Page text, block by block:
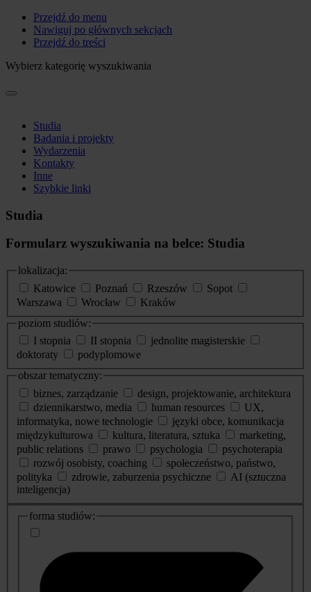
Przejdź do menu
Nawiguj po głównych sekcjach
Przejdź do treści
Wybierz kategorię wyszukiwania
Studia
Badania i projekty
Wydarzenia
Kontakty
Inne
Szybkie linki
Studia
Formularz wyszukiwania na belce: Studia
lokalizacja:
Katowice
Poznań Rzeszów
Sopot
Warszawa
Wrocław
Kraków
poziom studiów:
I stopnia
II stopnia
jednolite magisterskie
doktoraty
podyplomowe
obszar tematyczny:
biznes, zarządzanie
design, projektowanie, architektura
dziennikarstwo, media
human resources
UX,
informatyka, nowe technologie
języki obce, komunikacja
międzykulturowa
kultura, literatura, sztuka
marketing,
public relations
prawo psychologia
psychoterapia
rozwój osobisty, coaching
społeczeństwo, państwo,
polityka
zdrowie, zaburzenia psychiczne
AI (sztuczna
inteligencja)
dodatkowe
informacje
forma studiów: